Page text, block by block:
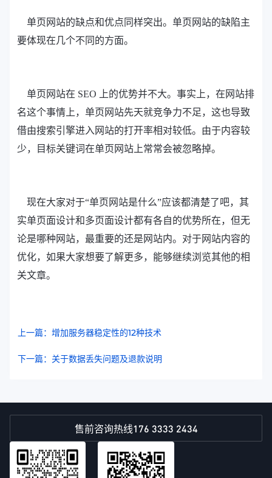
单页网站的缺点和优点同样突出。单页网站的缺陷主
要体现在几个不同的方面。
单页网站在 SEO 上的优势并不大。事实上，在网站排
名这个事情上，单页网站先天就竞争力不足，这也导致
借由搜索引擎进入网站的打开率相对较低。由于内容较
少，目标关键词在单页网站上常常会被忽略掉。
现在大家对于“单页网站是什么”应该都清楚了吧，其
实单页面设计和多页面设计都有各自的优势所在，但无
论是哪种网站，最重要的还是网站内。对于网站内容的
优化，如果大家想要了解更多，能够继续浏览其他的相
关文章。
上一篇：增加服务器稳定性的12种技术
下一篇：关于数据丢失问题及退款说明
售前咨询热线176 3333 2434